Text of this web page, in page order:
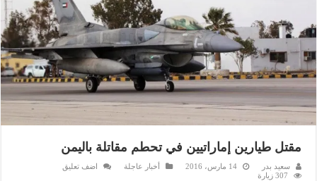
مقتل طيارين إماراتيين في تحطم مقاتلة باليمن
سعيد بدر 14 مارس، 2016 أخبار عاجلة
اضف تعليق
307 زيارة